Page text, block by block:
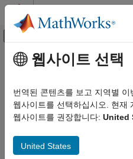
콘텐츠로 바로 가기
오프캔버스 탐색
문서 홈
Simulink Coder
배포, 통합 및 지원되는 하드웨어
카테고리
주요 콘텐츠
이 페이지는 기계 번역을 사용
NXP FRDM-
NXP™ FRDM-KL25Z를 위한
Simulink®Coder™ Support
웹사이트 선택
번역된 콘텐츠를 보고 지역별
웹사이트를 선택하십시오. 현재
웹사이트를 권장합니다: United
United States